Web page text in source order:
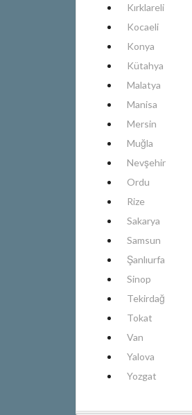
Kırklareli
Kocaeli
Konya
Kütahya
Malatya
Manisa
Mersin
Muğla
Nevşehir
Ordu
Rize
Sakarya
Samsun
Şanlıurfa
Sinop
Tekirdağ
Tokat
Van
Yalova
Yozgat